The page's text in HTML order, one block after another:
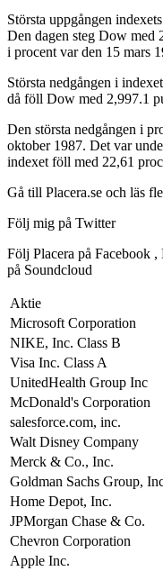
Största uppgången
Den dagen steg Dow med
i procent var den 15 mars
Största nedgången i
då föll Dow med 2,997.1
Den största nedgången i
oktober 1987. Det var
indexet föll med 22,61
Gå till Placera.se och läs
Följ mig på Twitter
Följ Placera på Facebook
på Soundcloud
Aktie
Microsoft Corporation
NIKE, Inc. Class B
Visa Inc. Class A
UnitedHealth Group Inc
McDonald's Corporation
salesforce.com, inc.
Walt Disney Company
Merck & Co., Inc.
Goldman Sachs Group,
Home Depot, Inc.
JPMorgan Chase & Co.
Chevron Corporation
Apple Inc.